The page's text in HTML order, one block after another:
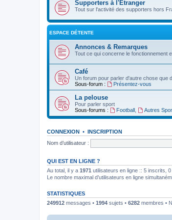
Supporters à l'Etranger
Tout sur l'activité des supporters hors
ESPACE DÉTENTE
Annonces & Remarques
Tout ce qui concerne le fonctionnement
Café
Un forum pour parler d'autre chose que
Sous-forum :
Présentez-vous
La pelouse
Pour parler sport
Sous-forums :
Football, Autres
CONNEXION • INSCRIPTION
Nom d’utilisateur :
QUI EST EN LIGNE ?
Au total, il y a 1971 utilisateurs en ligne :: 5 inscrits,
Le nombre maximal d’utilisateurs en ligne
STATISTIQUES
249912 messages • 1994 sujets • 6282 membres •